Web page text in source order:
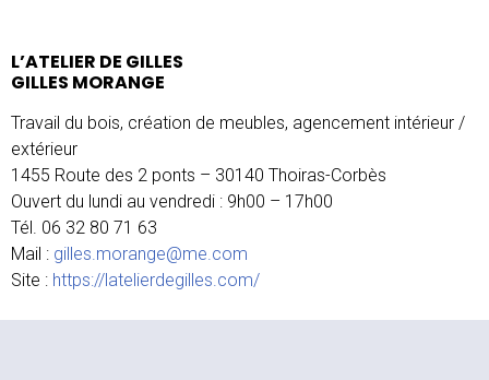
L’ATELIER DE GILLES
GILLES MORANGE
Travail du bois, création de meubles, agencement intérieur /
extérieur
1455 Route des 2 ponts – 30140 Thoiras-Corbès
Ouvert du lundi au vendredi : 9h00 – 17h00
Tél. 06 32 80 71 63
Mail : gilles.morange@me.com
Site : https://latelierdegilles.com/